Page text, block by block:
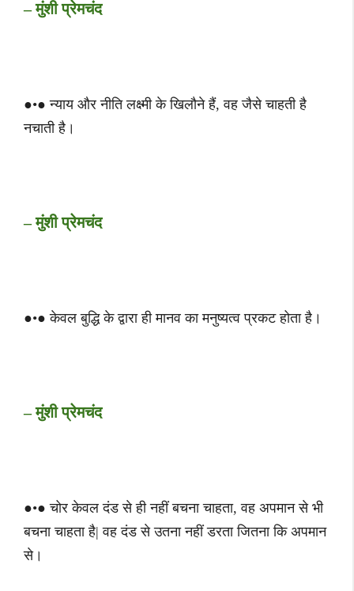
– मुंशी प्रेमचंद
●•● न्याय और नीति लक्ष्मी के खिलौने हैं, वह जैसे चाहती है
नचाती है।
– मुंशी प्रेमचंद
●•● केवल बुद्धि के द्वारा ही मानव का मनुष्यत्व प्रकट होता है।
– मुंशी प्रेमचंद
●•● चोर केवल दंड से ही नहीं बचना चाहता, वह अपमान से भी
बचना चाहता है| वह दंड से उतना नहीं डरता जितना कि अपमान
से।